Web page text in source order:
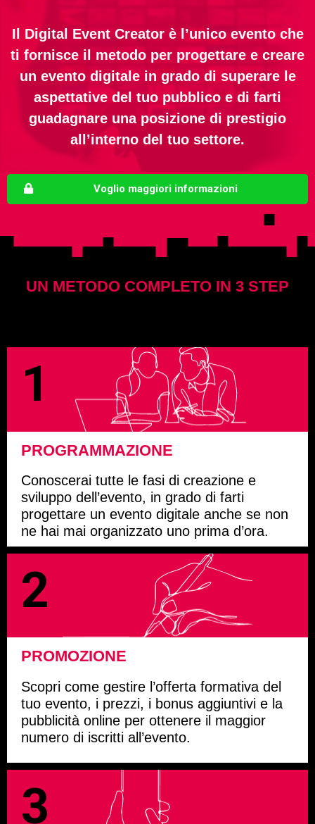
Il Digital Event Creator è l’unico evento che
ti fornisce il metodo per progettare e creare
un evento digitale in grado di superare le
aspettative del tuo pubblico e di farti
guadagnare una posizione di prestigio
all’interno del tuo settore.
Voglio maggiori informazioni
UN METODO COMPLETO IN 3 STEP
1
PROGRAMMAZIONE
Conoscerai tutte le fasi di creazione e
sviluppo dell’evento, in grado di farti
progettare un evento digitale anche se non
ne hai mai organizzato uno prima d’ora.
2
PROMOZIONE
Scopri come gestire l’offerta formativa del
tuo evento, i prezzi, i bonus aggiuntivi e la
pubblicità online per ottenere il maggior
numero di iscritti all’evento.
3